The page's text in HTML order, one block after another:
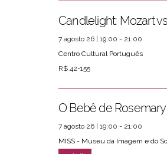
7 agosto 26 | 19:00 - 21:00
Centro Cultural Português
R$ 42-155
O Bebê de Rosemary
7 agosto 26 | 19:00 - 21:00